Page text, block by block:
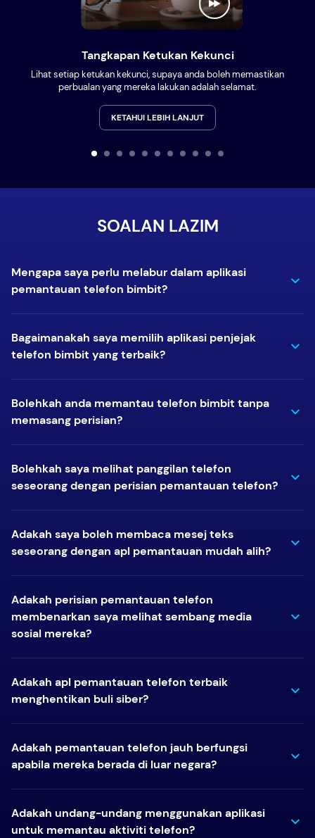
Tangkapan Ketukan Kekunci
Lihat setiap ketukan kekunci, supaya anda boleh memastikan
perbualan yang mereka lakukan adalah selamat.
KETAHUI LEBIH LANJUT
SOALAN LAZIM
Mengapa saya perlu melabur dalam aplikasi
pemantauan telefon bimbit?
Bagaimanakah saya memilih aplikasi penjejak
telefon bimbit yang terbaik?
Bolehkah anda memantau telefon bimbit tanpa
memasang perisian?
Bolehkah saya melihat panggilan telefon
seseorang dengan perisian pemantauan telefon?
Adakah saya boleh membaca mesej teks
seseorang dengan apl pemantauan mudah alih?
Adakah perisian pemantauan telefon
membenarkan saya melihat sembang media
sosial mereka?
Adakah apl pemantauan telefon terbaik
menghentikan buli siber?
Adakah pemantauan telefon jauh berfungsi
apabila mereka berada di luar negara?
Adakah undang-undang menggunakan aplikasi
untuk memantau aktiviti telefon?